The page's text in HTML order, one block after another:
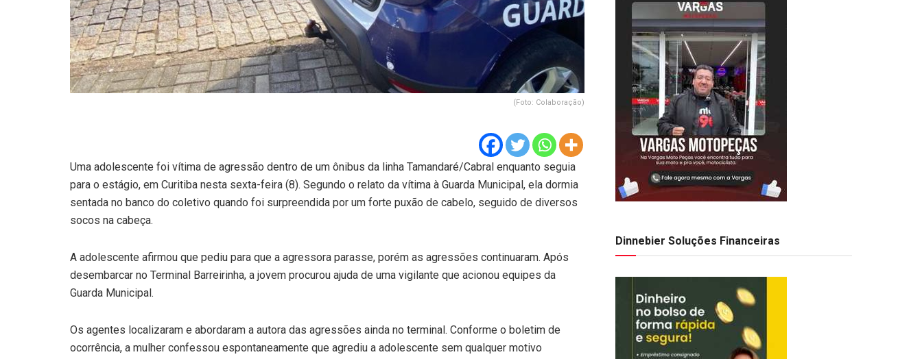
(Foto: Colaboração)
Uma adolescente foi vítima de agressão dentro de um ônibus da linha Tamandaré/Cabral enquanto seguia
para o estágio, em Curitiba nesta sexta-feira (8). Segundo o relato da vítima à Guarda Municipal, ela dormia
sentada no banco do coletivo quando foi surpreendida por um forte puxão de cabelo, seguido de diversos
socos na cabeça.
A adolescente afirmou que pediu para que a agressora parasse, porém as agressões continuaram. Após
desembarcar no Terminal Barreirinha, a jovem procurou ajuda de uma vigilante que acionou equipes da
Guarda Municipal.
Os agentes localizaram e abordaram a autora das agressões ainda no terminal. Conforme o boletim de
ocorrência, a mulher confessou espontaneamente que agrediu a adolescente sem qualquer motivo
Dinnebier Soluções Financeiras